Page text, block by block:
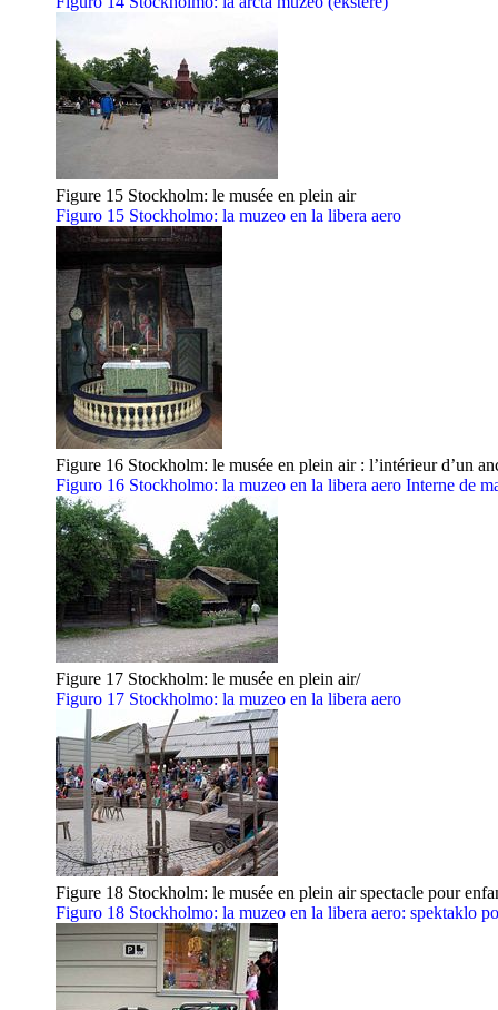
Figure 15 Stockholm: le musée en plein air
Figuro 15 Stockholmo: la muzeo en la libera aero
Figure 16 Stockholm: le musée en plein air : l’intérieur d’un
Figuro 16 Stockholmo: la muzeo en la libera aero Interne de
Figure 17 Stockholm: le musée en plein air/
Figuro 17 Stockholmo: la muzeo en la libera aero
Figure 18 Stockholm: le musée en plein air spectacle pour
Figuro 18 Stockholmo: la muzeo en la libera aero: spektaklo